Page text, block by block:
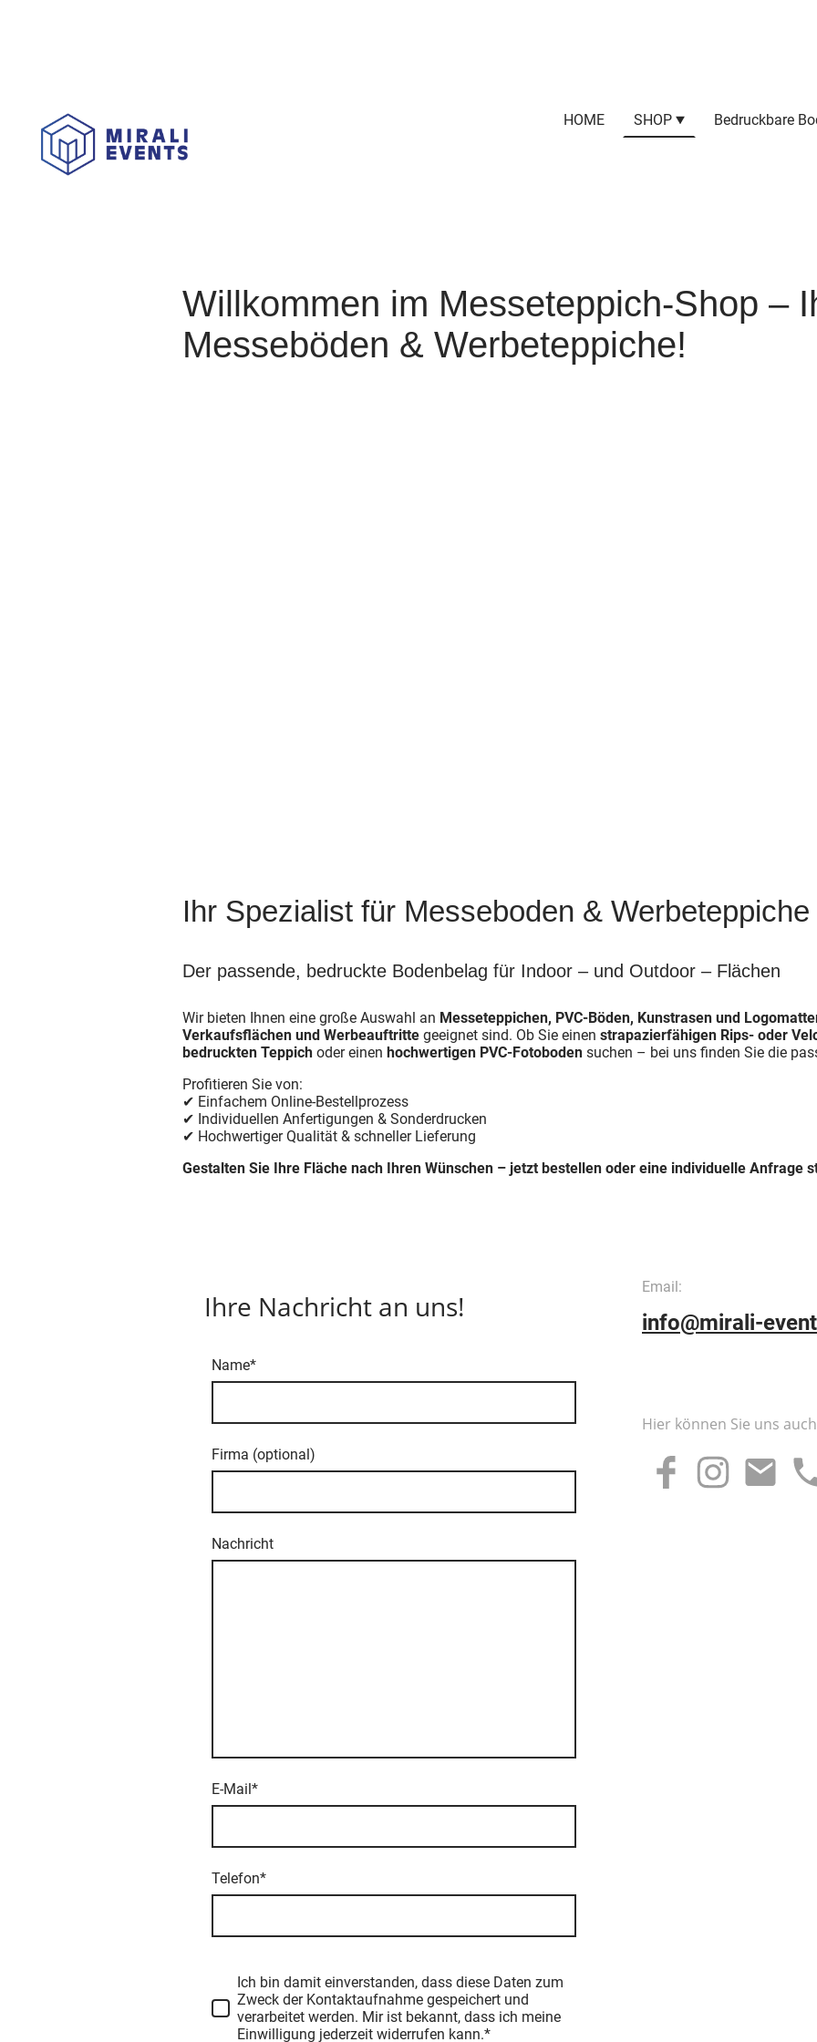
HOME SHOP Bedruckbare
Willkommen im Messeteppich-Shop –
Messeböden & Werbeteppiche!
Ihr Spezialist für Messeboden & Werbeteppiche
Der passende, bedruckte Bodenbelag für Indoor – und Outdoor – Flächen
Wir bieten Ihnen eine große Auswahl an Messeteppichen, PVC-Böden, Kunstrasen und
Verkaufsflächen und Werbeauftritte geeignet sind. Ob Sie einen strapazierfähigen Rips- oder
bedruckten Teppich oder einen hochwertigen PVC-Fotoboden suchen – bei uns finden Sie die
Profitieren Sie von:
✔ Einfachem Online-Bestellprozess
✔ Individuellen Anfertigungen & Sonderdrucken
✔ Hochwertiger Qualität & schneller Lieferung
Gestalten Sie Ihre Fläche nach Ihren Wünschen – jetzt bestellen oder eine individuelle Anfrage
Ihre Nachricht an uns!
Name*
Firma (optional)
Nachricht
E-Mail*
Telefon*
Ich bin damit einverstanden, dass diese Daten zum
Zweck der Kontaktaufnahme gespeichert und
verarbeitet werden. Mir ist bekannt, dass ich meine
Einwilligung jederzeit widerrufen kann.*
Email:
info@mirali-
Hier können Sie uns